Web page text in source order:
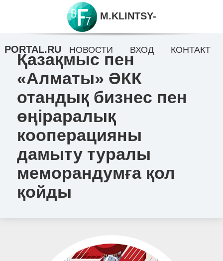
Қазақмыс пен
«Алматы» ӘКК
отандық бизнес пен
өңіраралық
кооперацияны
дамыту туралы
меморандумға қол
қойды
M.KLINTSY-
PORTAL.RU НОВОСТИ ВХОД КОНТАКТ